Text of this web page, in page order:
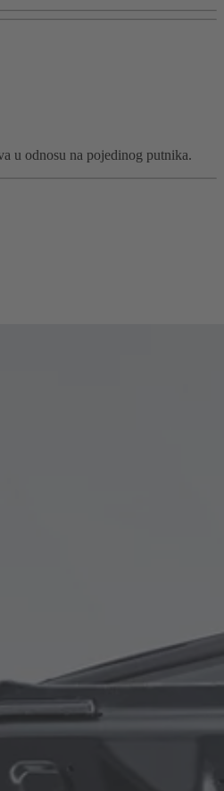
u odnosu na pojedinog putnika.